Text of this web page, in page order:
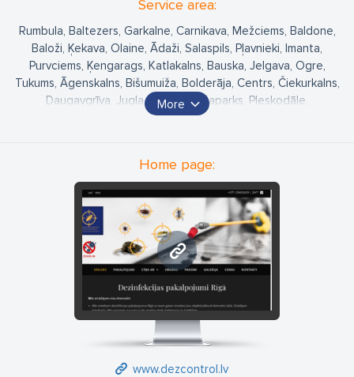
Service area:
Rumbula, Baltezers, Garkalne, Carnikava, Mežciems, Baldone,
Baloži, Ķekava, Olaine, Ādaži, Salaspils, Pļavnieki, Imanta,
Purvciems, Ķengarags, Katlakalns, Bauska, Jelgava, Ogre,
Tukums, Āgenskalns, Bišumuiža, Bolderāja, Centrs, Čiekurkalns,
Daugavgrīva, Jugla, Kleisti, Mežaparks, Pleskodāle,
Sarkandaugava, Šampēteris, Teika, Torņakalns, Zasulauks,
More
Home page:
www.dezcontrol.lv
www.dezcontrol.lv